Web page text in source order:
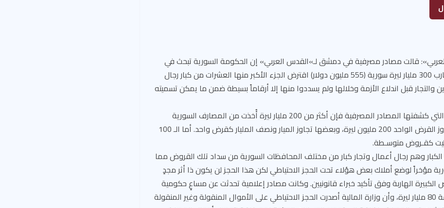
قالت مصادر مصرفية في دمشق لـ»القدس العربي» إن الحكومة السورية تبحث في
كيفية تحصيل ما يقارب 300 مليار ليرة سورية (555 مليون دولار) اقترض الجزء الأكبر منها العشرات من كبار رجال
والتجار قبل اندلاع الأزمة وخلالها ولم يسددوا منها إلا أرقاماً بسيطة ضمن ما يمكن تسميته
وحسب المعلومات التي كشفتها المصادر المصرفية فإن أكثر من 200 مليار ليرة أُخذت من المصارف السورية
كقروض كبيرة، يتجاوز القرض الواحد 200 مليون ليرة، وبعضها تجاوز الميار ونصف المليار كقرض واحد. أما الـ 100
كقـروض متوسـطة.
وهم رجال أعمال وتجار كبار من مختلف المحافظات السورية من سداد تلك القروض مما
مؤخراً لوضع أملاك بعض هؤلاء تحت الحجز الاحتياطي لكن هذا الحجز لن يكون ذا أثر مجدٍ
الهاربة وفق تأكيد خبراء قانونيين. وكانت مصادر إعلامية تحدثت عن مساعٍ حكومية
لتحصيل قروض بقيمة 80 مليار ليرة، وأن وزارة المالية أصدرت الحجز الاحتياطي على الأموال المنقولة وغير المنقولة